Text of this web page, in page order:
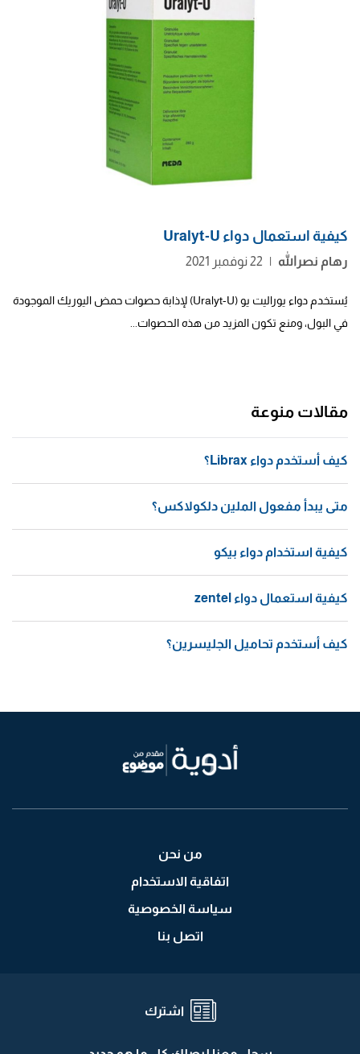
كيفية استعمال دواء Uralyt-U
رهام نصرالله | 22 نوفمبر 2021
يُستخدم دواء يوراليت يو (Uralyt-U) لإذابة حصوات حمض اليوريك الموجودة
في البول، ومنع تكون المزيد من هذه الحصوات...
مقالات منوعة
كيف أستخدم دواء Librax؟
متى يبدأ مفعول الملين دلكولاكس؟
كيفية استخدام دواء بيكو
كيفية استعمال دواء zentel
كيف أستخدم تحاميل الجليسرين؟
من نحن
اتفاقية الاستخدام
سياسة الخصوصية
اتصل بنا
اشترك